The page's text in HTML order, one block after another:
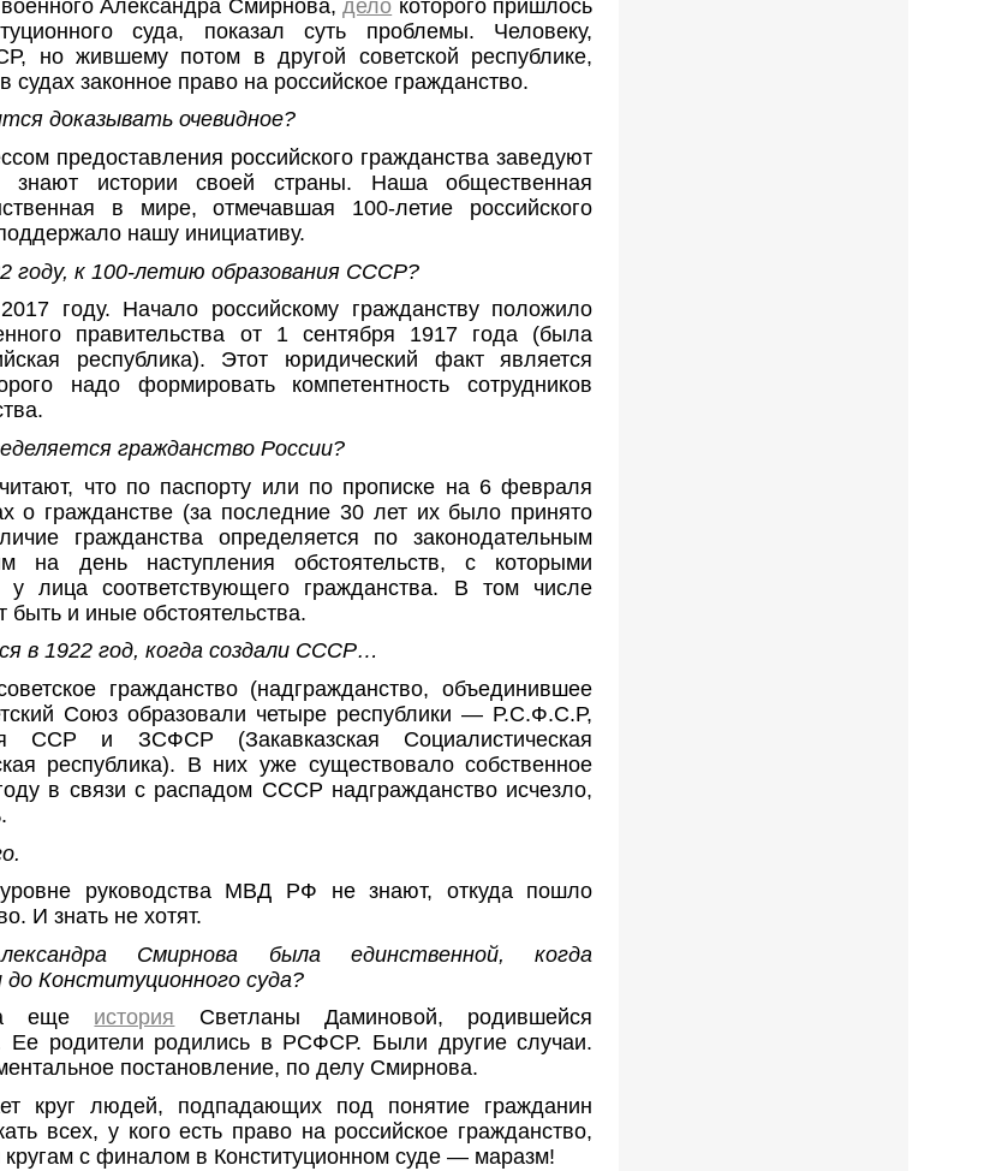
Александра Смирнова, дело которого пришлось
суда, показал суть проблемы. Человеку,
но жившему потом в другой советской республике,
судах законное право на российское гражданство.
доказывать очевидное?
предоставления российского гражданства заведуют
истории своей страны. Наша общественная
в мире, отмечавшая 100-летие российского
нашу инициативу.
году, к 100-летию образования СССР?
году. Начало российскому гражданству положило
правительства от 1 сентября 1917 года (была
республика). Этот юридический факт является
надо формировать компетентность сотрудников
гражданство России?
что по паспорту или по прописке на 6 февраля
о гражданстве (за последние 30 лет их было принято
гражданства определяется по законодательным
на день наступления обстоятельств, с которыми
у лица соответствующего гражданства. В том числе
и иные обстоятельства.
в 1922 год, когда создали СССР…
гражданство (надгражданство, объединившее
Союз образовали четыре республики — Р.С.Ф.С.Р,
ССР и ЗСФСР (Закавказская Социалистическая
республика). В них уже существовало собственное
в связи с распадом СССР надгражданство исчезло,
руководства МВД РФ не знают, откуда пошло
И знать не хотят.
Смирнова была единственной, когда
Конституционного суда?
еще история Светланы Даминовой, родившейся
Ее родители родились в РСФСР. Были другие случаи.
постановление, по делу Смирнова.
круг людей, подпадающих под понятие гражданин
всех, у кого есть право на российское гражданство,
с финалом в Конституционном суде — маразм!